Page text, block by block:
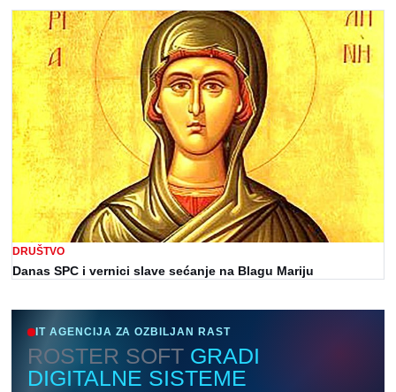
DRUŠTVO
Danas SPC i vernici slave sećanje na Blagu Mariju
IT AGENCIJA ZA OZBILJAN RAST
ROSTER SOFT GRADI
DIGITALNE SISTEME